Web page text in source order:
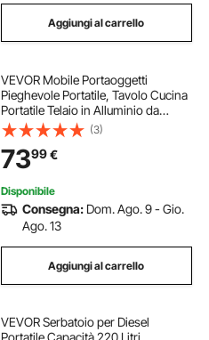
Aggiungi al carrello
VEVOR Mobile Portaoggetti
Pieghevole Portatile, Tavolo Cucina
Portatile Telaio in Alluminio da
Esterno Postazione Compatta da
Campeggio Picnic Viaggio Feste
all'Aperto 6 Ripiani Borsa da
Trasporto
(3)
7399€
Disponibile
Consegna: Dom. Ago. 9 - Gio.
Ago. 13
Aggiungi al carrello
VEVOR Serbatoio per Diesel